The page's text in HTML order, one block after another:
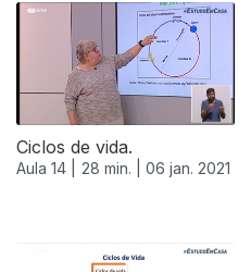
Ciclos de vida.
Aula 14 | 28 min. | 06 jan. 2021